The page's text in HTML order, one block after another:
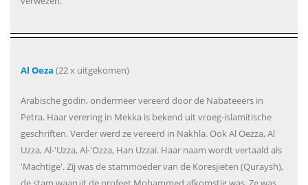
Al Oeza (22 x uitgekomen)
Arabische godin, ondermeer vereerd door de Nabateeërs in
Petra. Haar verering in Mekka is bekend uit vroeg-islamitische
geschriften. Verder werd ze vereerd in Nakhla. Ook Al Oezza, Al
Uzza, Al-'Uzza, Al-'Ozza, Han Uzzai. Haar naam wordt vertaald als
'Machtige'. Zij was de stammoeder van de Koresjieten (Quraysh),